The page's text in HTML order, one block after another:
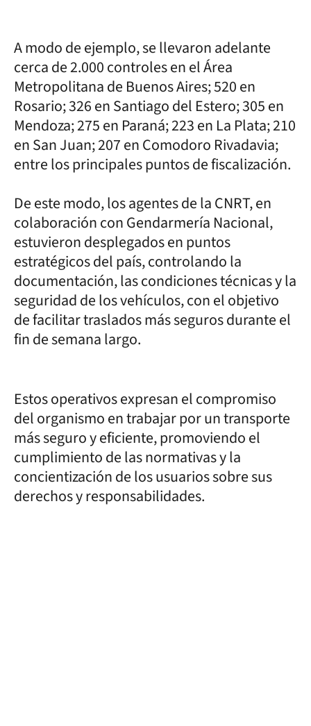
A modo de ejemplo, se llevaron adelante
cerca de 2.000 controles en el Área
Metropolitana de Buenos Aires; 520 en
Rosario; 326 en Santiago del Estero; 305 en
Mendoza; 275 en Paraná; 223 en La Plata; 210
en San Juan; 207 en Comodoro Rivadavia;
entre los principales puntos de fiscalización.
De este modo, los agentes de la CNRT, en
colaboración con Gendarmería Nacional,
estuvieron desplegados en puntos
estratégicos del país, controlando la
documentación, las condiciones técnicas y la
seguridad de los vehículos, con el objetivo
de facilitar traslados más seguros durante el
fin de semana largo.
Estos operativos expresan el compromiso
del organismo en trabajar por un transporte
más seguro y eficiente, promoviendo el
cumplimiento de las normativas y la
concientización de los usuarios sobre sus
derechos y responsabilidades.